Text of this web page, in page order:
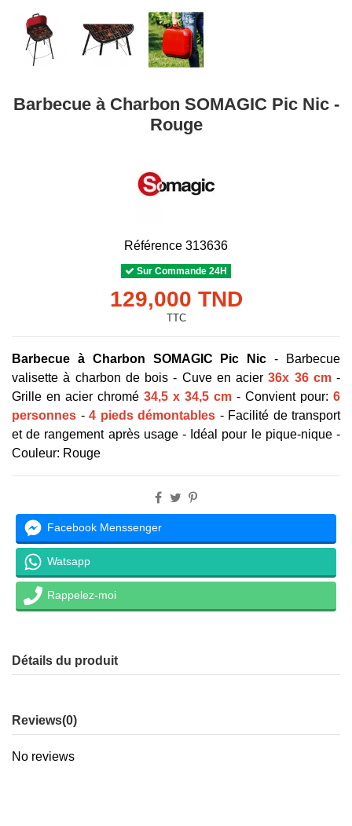
Barbecue à Charbon SOMAGIC Pic Nic -
Rouge
Référence 313636
Sur Commande 24H
129,000 TND
TTC
Barbecue à Charbon SOMAGIC Pic Nic - Barbecue
valisette à charbon de bois - Cuve en acier36x 36 cm-
Grille en acier chromé 34,5 x 34,5 cm - Convient pour: 6
personnes - 4 pieds démontables - Facilité de transport
et de rangement après usage - Idéal pour le pique-nique -
Couleur: Rouge
Facebook Menssenger
Watsapp
Rappelez-moi
Détails du produit
Reviews(0)
No reviews